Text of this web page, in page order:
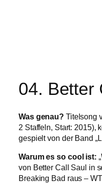
04. Better
Was genau? Titelsong
2 Staffeln, Start: 2015),
gespielt von der Band
Warum es so cool ist:
von Better Call Saul in
Breaking Bad raus –